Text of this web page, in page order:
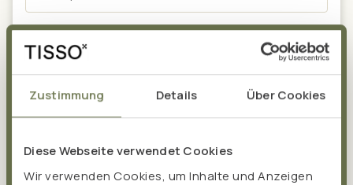
Zustimmung Details Über Cookies
Diese Webseite verwendet Cookies
Wir verwenden Cookies, um Inhalte und Anzeigen
Upload proof of profession (if available)